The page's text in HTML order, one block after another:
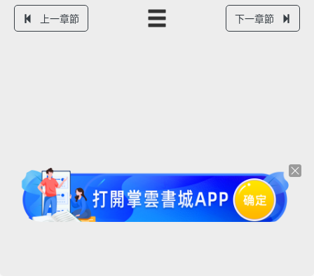
上一章節 下一章節